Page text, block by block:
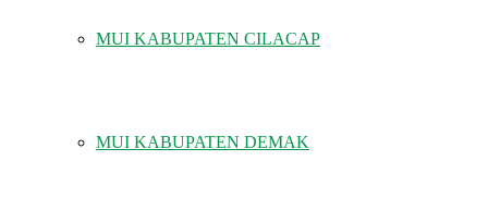
MUI KABUPATEN CILACAP
MUI KABUPATEN DEMAK